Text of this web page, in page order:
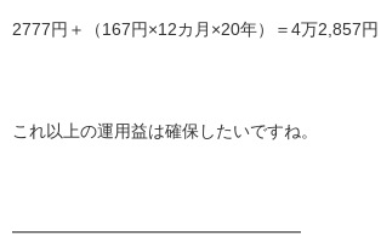
2777円＋（167円×12カ月×20年）＝4万2,857円
これ以上の運用益は確保したいですね。
━━━━━━━━━━━━━━━━━